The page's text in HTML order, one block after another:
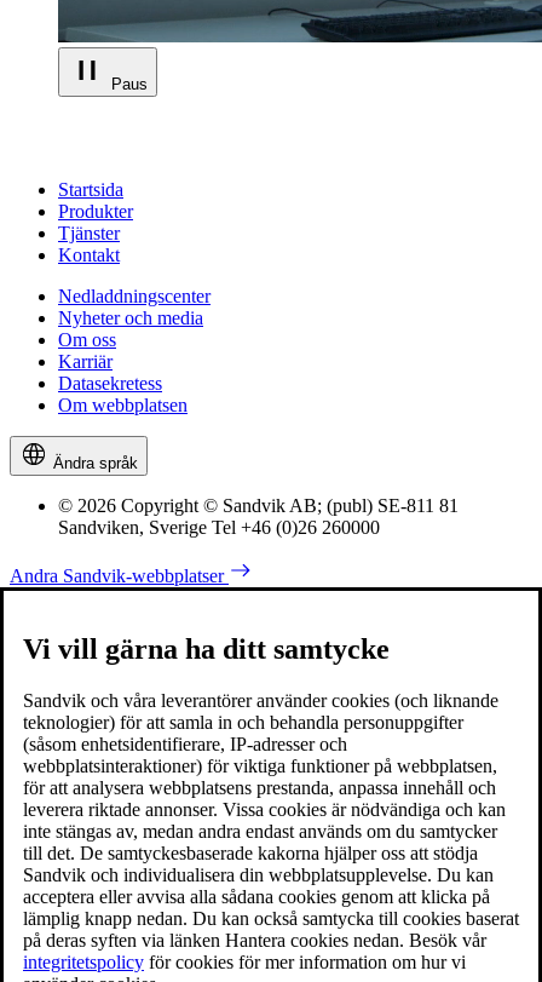
Paus
Startsida
Produkter
Tjänster
Kontakt
Nedladdningscenter
Nyheter och media
Om oss
Karriär
Datasekretess
Om webbplatsen
Ändra språk
© 2026 Copyright © Sandvik AB; (publ) SE-811 81
Sandviken, Sverige Tel +46 (0)26 260000
Andra Sandvik-webbplatser
Vi vill gärna ha ditt samtycke
Sandvik och våra leverantörer använder cookies (och liknande
teknologier) för att samla in och behandla personuppgifter
(såsom enhetsidentifierare, IP-adresser och
webbplatsinteraktioner) för viktiga funktioner på webbplatsen,
för att analysera webbplatsens prestanda, anpassa innehåll och
leverera riktade annonser. Vissa cookies är nödvändiga och kan
inte stängas av, medan andra endast används om du samtycker
till det. De samtyckesbaserade kakorna hjälper oss att stödja
Sandvik och individualisera din webbplatsupplevelse. Du kan
acceptera eller avvisa alla sådana cookies genom att klicka på
lämplig knapp nedan. Du kan också samtycka till cookies baserat
på deras syften via länken Hantera cookies nedan. Besök vår
integritetspolicy för cookies för mer information om hur vi